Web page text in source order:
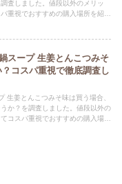
査しました。値段以外のメリッ
重視でおすすめの購入場所を紹介
スープ 生姜とんこつみそ
コスパ重視で徹底調査し
生姜とんこつみそ味は買う場合、
か？を調査しました。値段以外の
コスパ重視でおすすめの購入場所